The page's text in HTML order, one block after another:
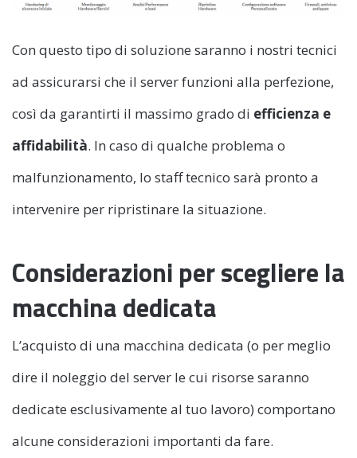
Con questo tipo di soluzione saranno i nostri tecnici
ad assicurarsi che il server funzioni alla perfezione,
così da garantirti il massimo grado di efficienza e
affidabilità. In caso di qualche problema o
malfunzionamento, lo staff tecnico sarà pronto a
intervenire per ripristinare la situazione.
Considerazioni per scegliere la
macchina dedicata
L’acquisto di una macchina dedicata (o per meglio
dire il noleggio del server le cui risorse saranno
dedicate esclusivamente al tuo lavoro) comportano
alcune considerazioni importanti da fare.